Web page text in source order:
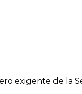
exigente de la